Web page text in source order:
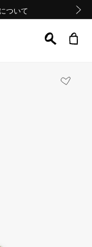
ついて
ついて